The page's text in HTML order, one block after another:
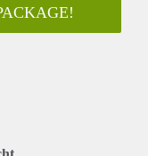
van een
de hoge plafonds
Verder
met ligbad / douche